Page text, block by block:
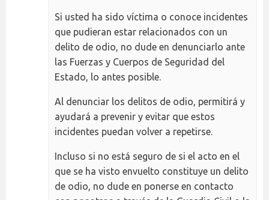
Si usted ha sido víctima o conoce incidentes
que pudieran estar relacionados con un
delito de odio, no dude en denunciarlo ante
las Fuerzas y Cuerpos de Seguridad del
Estado, lo antes posible.
Al denunciar los delitos de odio, permitirá y
ayudará a prevenir y evitar que estos
incidentes puedan volver a repetirse.
Incluso si no está seguro de si el acto en el
que se ha visto envuelto constituye un delito
de odio, no dude en ponerse en contacto